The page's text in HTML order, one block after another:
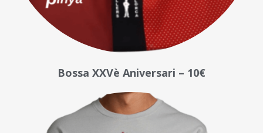
Bossa XXVè Aniversari – 10€